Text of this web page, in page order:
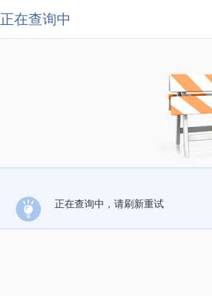
正在查询中
正在查询中，请刷新重试